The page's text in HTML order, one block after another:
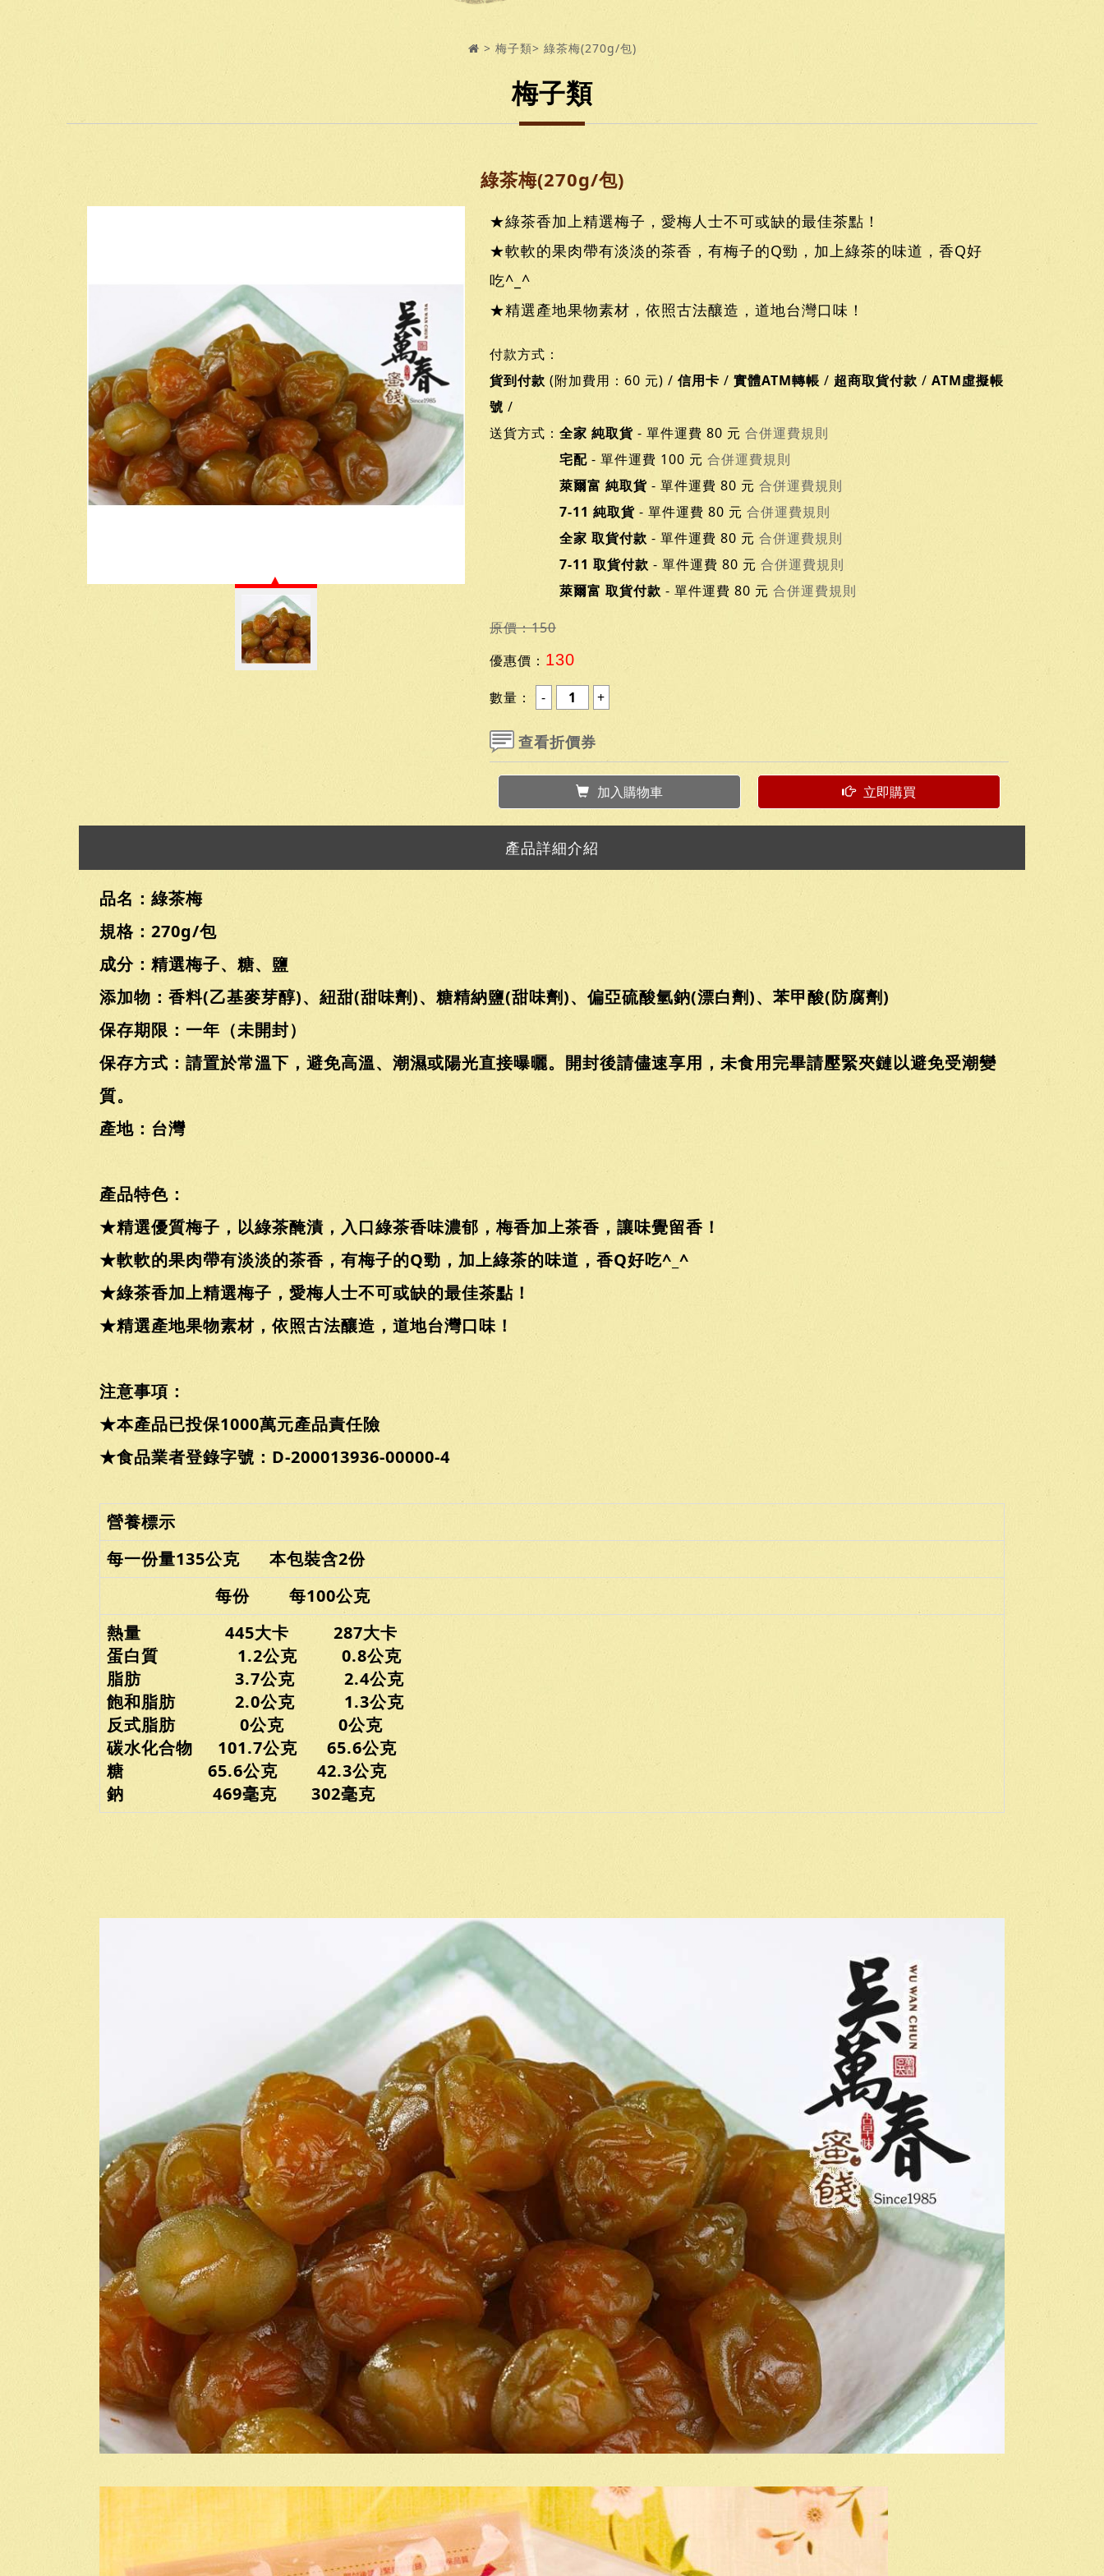
梅子類 綠茶梅(270g/包)
梅子類
綠茶梅(270g/包)
★綠茶香加上精選梅子，愛梅人士不可或缺的最佳茶點！
★軟軟的果肉帶有淡淡的茶香，有梅子的Q勁，加上綠茶的味道，香Q好
吃^_^
★精選產地果物素材，依照古法釀造，道地台灣口味！
付款方式：
貨到付款 (附加費用：60 元) / 信用卡 / 實體ATM轉帳 / 超商取貨付款/ ATM虛擬帳
號 /
送貨方式： 全家 純取貨- 單件運費 80 元 合併運費規則
宅配- 單件運費 100 元 合併運費規則
萊爾富 純取貨- 單件運費 80 元 合併運費規則
7-11 純取貨- 單件運費 80 元 合併運費規則
全家 取貨付款 - 單件運費 80 元 合併運費規則
7-11 取貨付款 - 單件運費 80 元 合併運費規則
萊爾富 取貨付款 - 單件運費 80 元 合併運費規則
原價：150
優惠價： 130
數量：
查看折價券
加入購物車 立即購買
產品詳細介紹
品名：綠茶梅
規格：270g/包
成分：精選梅子、糖、鹽
添加物：香料(乙基麥芽醇)、紐甜(甜味劑)、糖精納鹽(甜味劑)、偏亞硫酸氫鈉(漂白劑)、苯甲酸(防腐劑)
保存期限：一年（未開封）
保存方式：請置於常溫下，避免高溫、潮濕或陽光直接曝曬。開封後請儘速享用，未食用完畢請壓緊夾鏈以避免受潮變
質。
產地：台灣
產品特色：
★精選優質梅子，以綠茶醃漬，入口綠茶香味濃郁，梅香加上茶香，讓味覺留香！
★軟軟的果肉帶有淡淡的茶香，有梅子的Q勁，加上綠茶的味道，香Q好吃^_^
★綠茶香加上精選梅子，愛梅人士不可或缺的最佳茶點！
★精選產地果物素材，依照古法釀造，道地台灣口味！
注意事項：
★本產品已投保1000萬元產品責任險
★食品業者登錄字號：D-200013936-00000-4
營養標示
每一份量135公克 本包裝含2份
每份 每100公克
熱量 445大卡 287大卡
蛋白質 1.2公克 0.8公克
脂肪 3.7公克 2.4公克
飽和脂肪 2.0公克 1.3公克
反式脂肪 0公克 0公克
碳水化合物 101.7公克 65.6公克
糖 65.6公克 42.3公克
鈉 469毫克 302毫克